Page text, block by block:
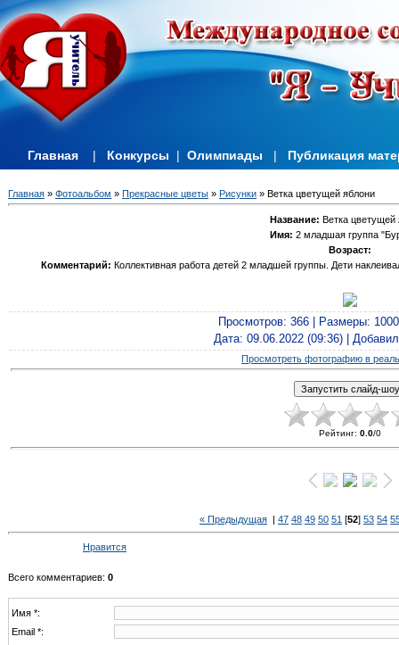
Главная | Конкурсы | Олимпиады | Публикация
Главная » Фотоальбом » Прекрасные цветы » Рисунки » Ветка цветущей яблони
Название: Ветка цветущей
Имя: 2 младшая группа
Возраст:
Комментарий: Коллективная работа детей 2 младшей группы. Дети
Просмотров: 366 | Размеры:
Дата: 09.06.2022 (09:36) | Добавил
Просмотреть фотографию в
Рейтинг: 0.0/0
« Предыдущая | 47 48 49 50 51 [52] 53 54
Нравится
Всего комментариев: 0
Имя *:
Email *: